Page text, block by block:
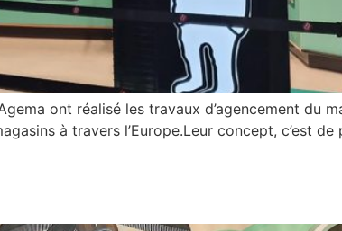
ont réalisé les travaux d’agencement du
à travers l’Europe.Leur concept, c’est de